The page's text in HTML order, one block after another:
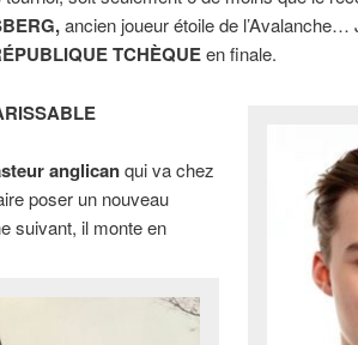
ancien joueur étoile de l’Avalanche…
TCHÈQUEen finale.
anglicanqui va chez
poser un nouveau
suivant, il monte en